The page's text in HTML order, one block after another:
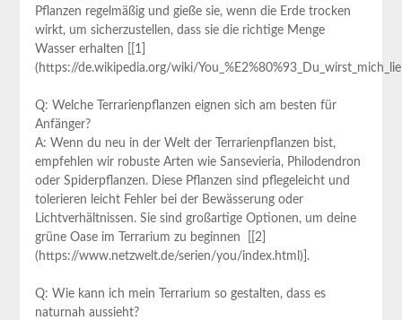
Pflanzen regelmäßig und gieße sie, wenn die Erde trocken
⁢wirkt, um ‌sicherzustellen, dass sie die richtige ‌Menge
Wasser erhalten [[1]
(https://de.wikipedia.org/wiki/
Q: Welche ⁢Terrarienpflanzen eignen sich‌ am besten für‌
Anfänger?
A: ‍Wenn‍ du neu in der Welt der‌ Terrarienpflanzen bist,
empfehlen wir robuste Arten wie Sansevieria, Philodendron
oder Spiderpflanzen. Diese Pflanzen ⁤sind pflegeleicht und
tolerieren leicht Fehler bei ‍der Bewässerung oder
Lichtverhältnissen. Sie sind großartige ⁣Optionen,⁣ um deine
grüne Oase im‌ Terrarium zu beginnen ⁤ [[2]
(https://www.netzwelt.de/serien/you/index.html)].
Q: Wie kann ​ich mein Terrarium so gestalten, dass es
naturnah aussieht?